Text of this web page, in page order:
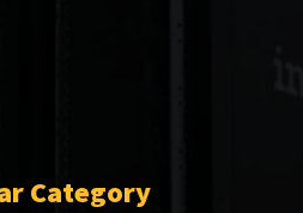
Category